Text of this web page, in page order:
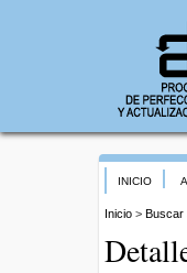
INICIO
Inicio > Buscar